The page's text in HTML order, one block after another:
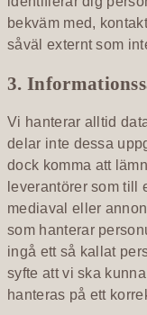
bekväm med,
såväl externt som
3.
Vi hanterar alltid
delar inte dessa
dock komma att
leverantörer som till
mediaval eller
som hanterar
ingå ett så kallat
syfte att vi ska
hanteras på ett